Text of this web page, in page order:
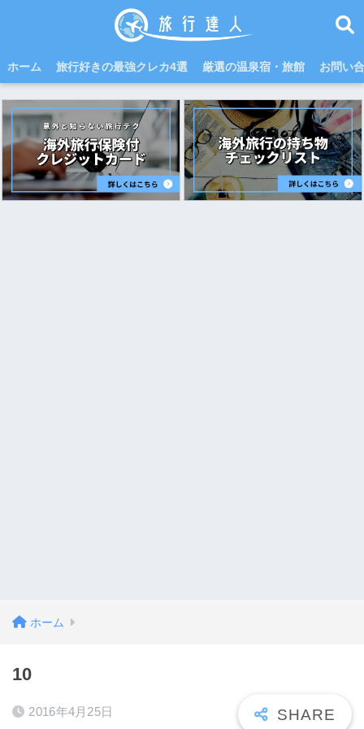
ホーム 旅行好きの最強クレカ4選 厳選の温泉宿・旅館 お問い
ホーム
10
2016年4月25日